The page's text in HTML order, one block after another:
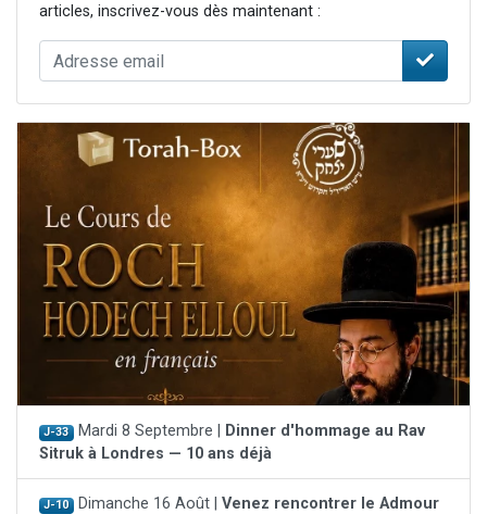
articles, inscrivez-vous dès maintenant :
J-33 Mardi 8 Septembre |
Dinner d'hommage au Rav
Sitruk à Londres — 10 ans déjà
J-10 Dimanche 16 Août | Venez rencontrer le Admour